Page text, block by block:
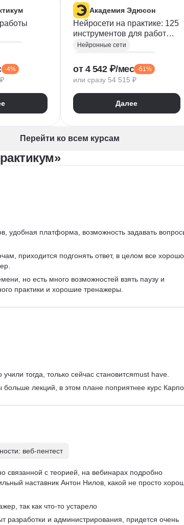
-4%
Академия Эдюсон
Нейросети на практике: 125
инструментов для работы и
бизнеса
Нейронные сети
Промпт-инжиниринг
Создание контента
Нейросети для творчества
Искусственный интеллект
от 4 542 ₽/мес -61%
или сразу 54 515 ₽
Далее
Перейти ко всем курсам
удобная платформа, возможность задавать
приходится подгонять ответ, в целом все хорошо.
но есть много возможностей взять паузу и
практики и хорошие тренажеры.
тогда, только сейчас становитсяmust have.
больше лекций, в этом плане поприятнее курс
веб-пентест
связанной с теорией, на вебинарах подробно
наставник Антон Нилов, какой не просто
так как что-то устарело
разработки и администрирования, придется очень